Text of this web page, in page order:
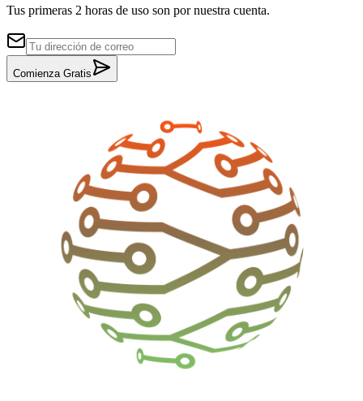
Tus primeras 2 horas de uso son por nuestra cuenta.
Comienza Gratis